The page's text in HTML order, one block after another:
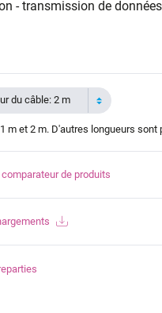
- transmission de données
du câble: 2 m
m et 2 m. D'autres longueurs
de produits